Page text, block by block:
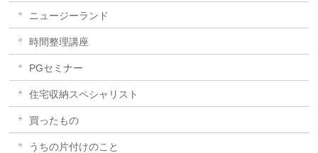
ニュージーランド
時間整理講座
PGセミナー
住宅収納スペシャリスト
買ったもの
うちの片付けのこと